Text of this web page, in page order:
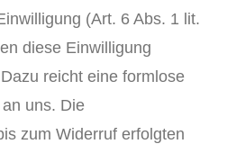
(Art. 6 Abs. 1 lit.
diese Einwilligung
reicht eine formlose
uns. Die
zum Widerruf erfolgten